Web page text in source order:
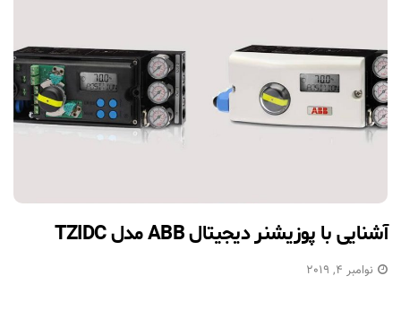
آشنایی با پوزیشنر دیجیتال ABB مدل TZIDC
نوامبر 4, 2019